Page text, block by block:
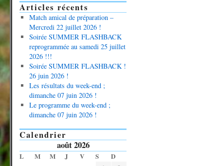
Articles récents
Match amical de préparation –
Mercredi 22 juillet 2026 !
Soirée SUMMER FLASHBACK
reprogrammée au samedi 25 juillet
2026 !!!
Soirée SUMMER FLASHBACK !
26 juin 2026 !
Les résultats du week-end ;
dimanche 07 juin 2026 !
Le programme du week-end ;
dimanche 07 juin 2026 !
Calendrier
août 2026
L M M J V S D